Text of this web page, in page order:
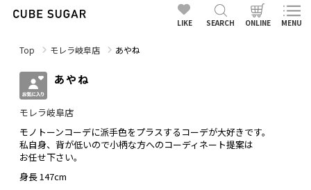
LIKE SEARCH ONLINE MENU
Top モレラ岐阜店 あやね
あやね
モレラ岐阜店
モノトーンコーデに派手色をプラスするコーデが大好きです。
私自身、背が低いので小柄な方へのコーディネート提案は
お任せ下さい。
身長 147cm